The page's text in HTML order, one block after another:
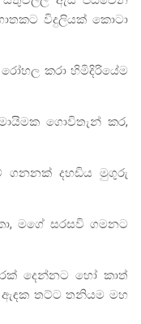
විදුලියක් කොටා
කරා හිමිදිරියේම
ගොවිතැන් කර,
ගනනක් දහඩිය මුගුරු
, මගේ සරසවි ගමනට
දෙන්නට හෝ කාත්
තට්ට තනියම මහ